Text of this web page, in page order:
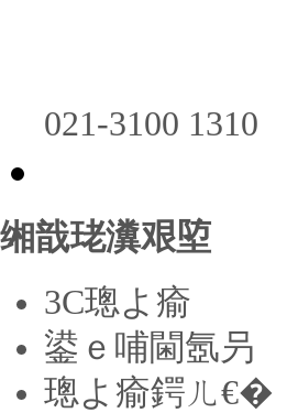
021-3100 1310
缃戠珯瀵艰埅
3C璁よ瘉
鍙ｅ哺閫氬叧
璁よ瘉鍔ㄦ€�